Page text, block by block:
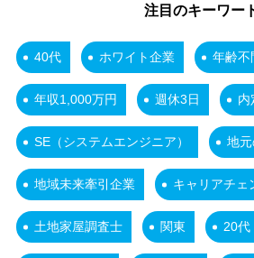
注目のキーワー
40代 ホワイト企業 年齢不
年収1,000万円 週休3日 内
SE（システムエンジニア） 地
地域未来牽引企業 キャリアチェ
土地家屋調査士 関東 20代